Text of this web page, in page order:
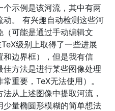
个示例是该河流，其中有两
动。 有兴趣自动检测这些河
（可能是通过手动编辑文
级别上取得了一些进展
和边界框），但是我有信
佳方法是进行某些图像处理
常重要，TeX无法使用）。
从上述图像中提取河流，
少量椭圆形模糊的简单想法